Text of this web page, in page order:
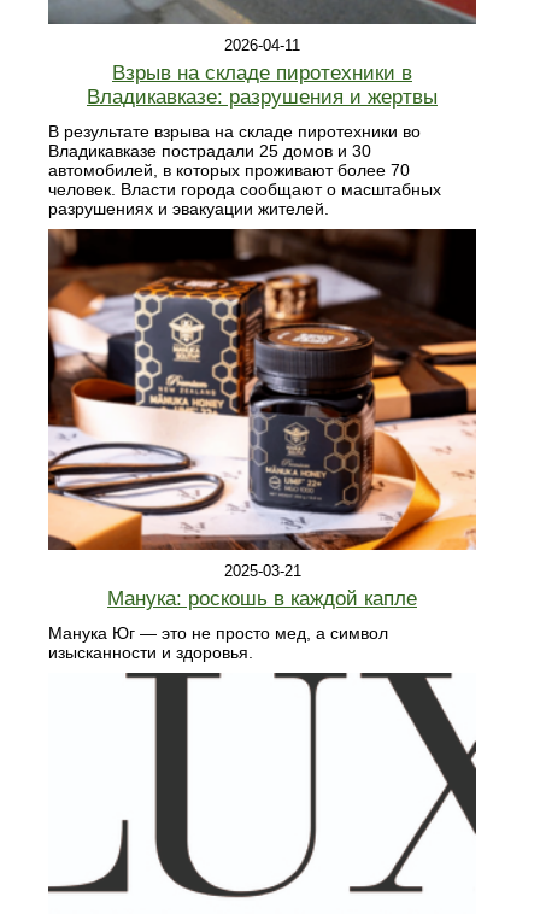
2026-04-11
Взрыв на складе пиротехники в
Владикавказе: разрушения и жертвы
В результате взрыва на складе пиротехники во
Владикавказе пострадали 25 домов и 30
автомобилей, в которых проживают более 70
человек. Власти города сообщают о масштабных
разрушениях и эвакуации жителей.
2025-03-21
Манука: роскошь в каждой капле
Манука Юг — это не просто мед, а символ
изысканности и здоровья.